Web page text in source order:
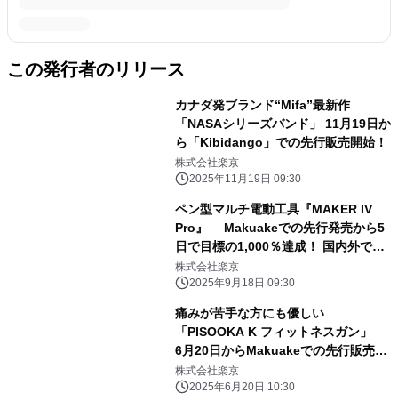
この発行者のリリース
カナダ発ブランド“Mifa”最新作
「NASAシリーズバンド」 11月19日か
ら「Kibidango」での先行販売開始！
株式会社楽京
2025年11月19日 09:30
ペン型マルチ電動工具『MAKER IV
Pro』 Makuakeでの先行発売から5
日で目標の1,000％達成！ 国内外でシ
リーズ累計4,600万円突破
株式会社楽京
2025年9月18日 09:30
痛みが苦手な方にも優しい
「PISOOKA K フィットネスガン」
6月20日からMakuakeでの先行販売開
始！
株式会社楽京
2025年6月20日 10:30